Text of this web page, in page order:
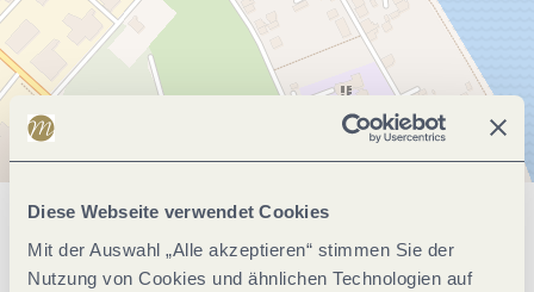
Diese Webseite verwendet Cookies
Mit der Auswahl „Alle akzeptieren“ stimmen Sie der
Nutzung von Cookies und ähnlichen Technologien auf
Allgemeine Informationen